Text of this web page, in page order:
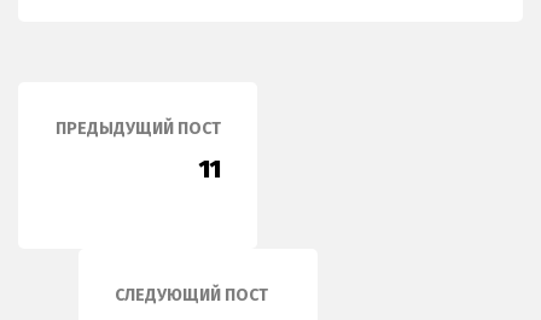
ПРЕДЫДУЩИЙ ПОСТ
11
СЛЕДУЮЩИЙ ПОСТ